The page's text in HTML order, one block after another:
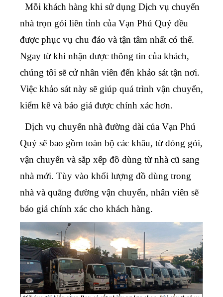
Mỗi khách hàng khi sử dụng Dịch vụ chuyển
nhà trọn gói liên tỉnh của Vạn Phú Quý đều
được phục vụ chu đáo và tận tâm nhất có thể.
Ngay từ khi nhận được thông tin của khách,
chúng tôi sẽ cử nhân viên đến khảo sát tận nơi.
Việc khảo sát này sẽ giúp quá trình vận chuyển,
kiểm kê và báo giá được chính xác hơn.
Dịch vụ chuyển nhà đường dài của Vạn Phú
Quý sẽ bao gồm toàn bộ các khâu, từ đóng gói,
vận chuyển và sắp xếp đồ dùng từ nhà cũ sang
nhà mới. Tùy vào khối lượng đồ dùng trong
nhà và quãng đường vận chuyển, nhân viên sẽ
báo giá chính xác cho khách hàng.